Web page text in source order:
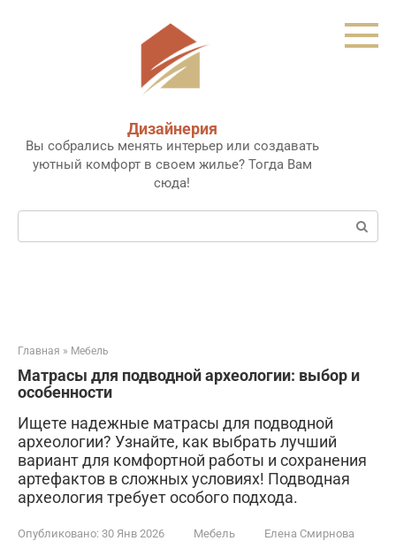
Дизайнерия
Вы собрались менять интерьер или создавать
уютный комфорт в своем жилье? Тогда Вам
сюда!
Поиск:
Главная » Мебель
Матрасы для подводной археологии: выбор и
особенности
Ищете надежные матрасы для подводной
археологии? Узнайте, как выбрать лучший
вариант для комфортной работы и сохранения
артефактов в сложных условиях! Подводная
археология требует особого подхода.
Опубликовано: 30 Янв 2026 Мебель Елена Смирнова